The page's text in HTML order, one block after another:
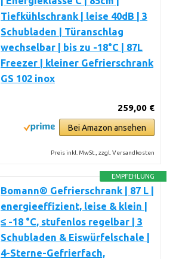
Tiefkühlschrank | leise 40dB | 3
Schubladen | Türanschlag
wechselbar | bis zu -18°C | 87L
Freezer | kleiner Gefrierschrank
GS 102 inox
259,00 €
Bei Amazon ansehen
Preis inkl. MwSt., zzgl. Versandkosten
EMPFEHLUNG
Bomann® Gefrierschrank | 87 L |
energieeffizient, leise & klein |
≤ -18 °C, stufenlos regelbar | 3
Schubladen & Eiswürfelschale |
4-Sterne-Gefrierfach,